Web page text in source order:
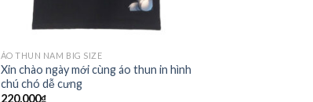
ÁO THUN NAM BIG SIZE
Xin chào ngày mới cùng áo thun in hình
chú chó dễ cưng
220,000₫